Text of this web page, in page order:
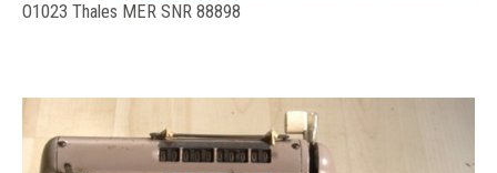
O1023 Thales MER SNR 88898